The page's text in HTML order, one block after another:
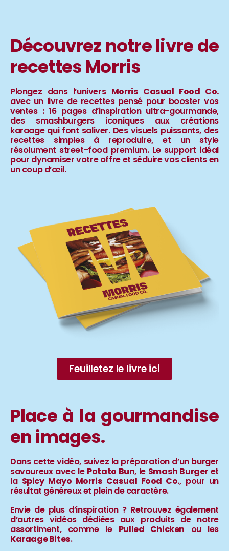
Découvrez notrelivre de
recettes Morris
Plongez dans l’univers Morris Casual Food Co.
avec un livre de recettes pensé pour booster vos
ventes : 16 pages d’inspiration ultra-gourmande,
des smashburgers iconiques aux créations
karaage qui font saliver. Des visuels puissants, des
recettes simples à reproduire, et un style
résolument street-food premium. Le support idéal
pour dynamiser votre offre et séduire vos clients en
un coup d’œil.
Feuilletez le livre ici
Place à la gourmandise
en images.
Dans cette vidéo, suivez la préparation d’un burger
savoureux avec le Potato Bun, le Smash Burger et
la Spicy Mayo Morris Casual Food Co., pour un
résultat généreux et plein de caractère.
Envie de plus d’inspiration ? Retrouvez également
d’autres vidéos dédiées aux produits de notre
assortiment, comme le Pulled Chicken ou les
Karaage Bites.